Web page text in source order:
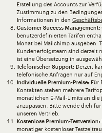
Erstellung des Accounts zur
Zustimmung zu den
Informationen in den
Customer Success Management:
benutzerdefinierten Tarifen
Monat bei Mailchimp ausgeben.
Kundenerfolgsteam sind derzeit
ist eine Übersetzung in
Telefonischer Support:Derzeit
telefonische Anfragen nur auf
Individuelle Premium-Preise:Für
Kontakten stehen mehrere
monatlichen E-Mail-Limits an
anzupassen. Bitte wende dich
unseren Vertrieb.
Kostenlose Premium-Testversion:
monatiger kostenloser